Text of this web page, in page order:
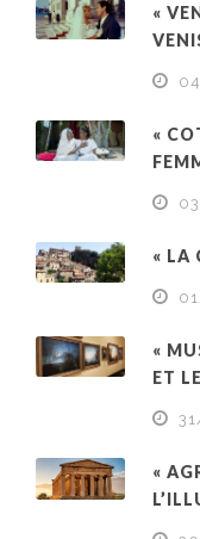
«
«
« LA
«
ET
«